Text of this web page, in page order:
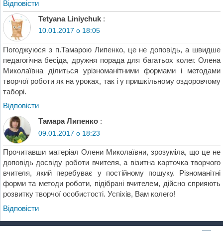
Відповіcти
Tetyana Liniychuk :
10.01.2017 о 18:05
Погоджуюся з п.Тамарою Липенко, це не доповідь, а швидше
педагогічна бесіда, дружня порада для багатьох колег. Олена
Миколаївна ділиться урізноманітними формами і методами
творчої роботи як на уроках, так і у пришкільному оздоровчому
таборі.
Відповіcти
Тамара Липенко :
09.01.2017 о 18:23
Прочитавши матеріал Олени Миколаївни, зрозуміла, що це не
доповідь досвіду роботи вчителя, а візитна карточка творчого
вчителя, який перебуває у постійному пошуку. Різноманітні
форми та методи роботи, підібрані вчителем, дійсно сприяють
розвитку творчої особистості. Успіхів, Вам колего!
Відповіcти